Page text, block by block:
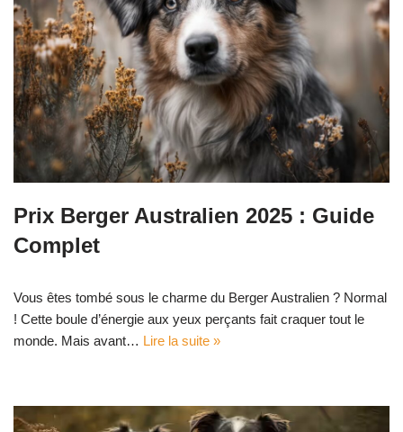
Prix Berger Australien 2025 : Guide
Complet
Vous êtes tombé sous le charme du Berger Australien ? Normal
! Cette boule d’énergie aux yeux perçants fait craquer tout le
monde. Mais avant… Lire la suite »